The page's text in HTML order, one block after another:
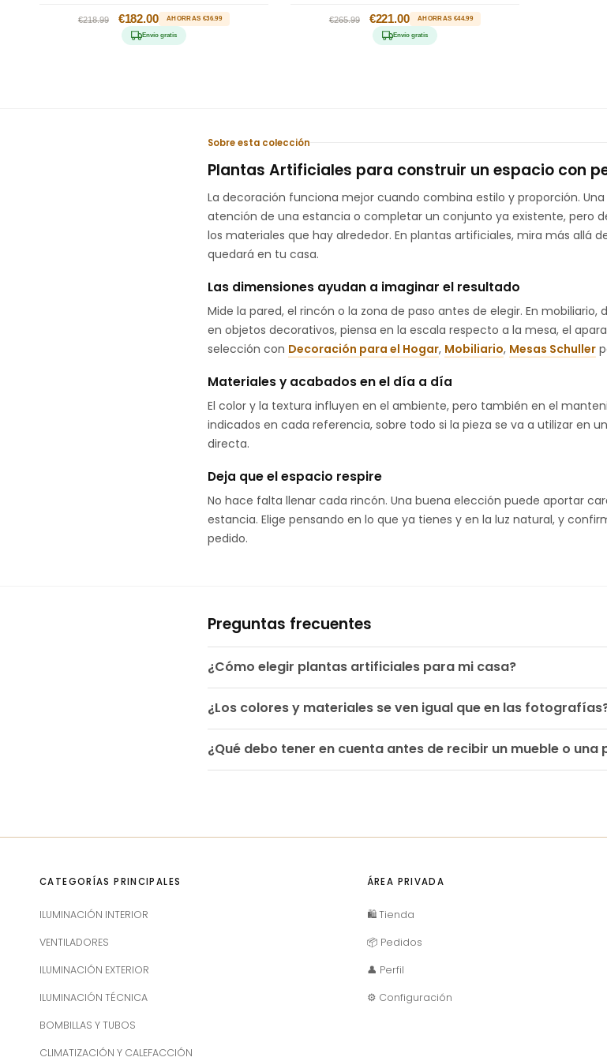
Precio
€218.99
Precio
de
oferta
€182.00 AHORRAS €36.99
Envío gratis
Precio
€265.99
Precio
de
oferta
€221.00 AHORRAS €44.99
Envío gratis
Sobre esta colección
Plantas Artificiales para construir un espacio con
La decoración funciona mejor cuando combina estilo y proporción.
atención de una estancia o completar un conjunto ya existente, pero
los materiales que hay alrededor. En plantas artificiales, mira más allá
quedará en tu casa.
Las dimensiones ayudan a imaginar el resultado
Mide la pared, el rincón o la zona de paso antes de elegir. En
en objetos decorativos, piensa en la escala respecto a la mesa, el
selección con Decoración para el Hogar, Mobiliario, Mesas Schuller
Materiales y acabados en el día a día
El color y la textura influyen en el ambiente, pero también en el
indicados en cada referencia, sobre todo si la pieza se va a utilizar en
directa.
Deja que el espacio respire
No hace falta llenar cada rincón. Una buena elección puede aportar
estancia. Elige pensando en lo que ya tienes y en la luz natural, y
pedido.
Preguntas frecuentes
¿Cómo elegir plantas artificiales para mi casa?
¿Los colores y materiales se ven igual que en las
¿Qué debo tener en cuenta antes de recibir un mueble o una
CATEGORÍAS PRINCIPALES
ILUMINACIÓN INTERIOR
VENTILADORES
ILUMINACIÓN EXTERIOR
ILUMINACIÓN TÉCNICA
BOMBILLAS Y TUBOS
CLIMATIZACIÓN Y CALEFACCIÓN
ÁREA PRIVADA
🛍️ Tienda
📦 Pedidos
👤 Perfil
⚙️ Configuración